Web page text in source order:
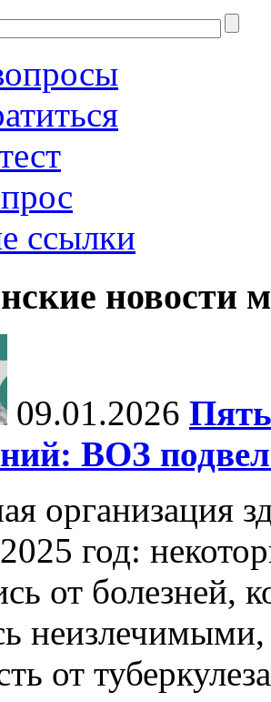
ссылки
новости
09.01.2026
ВОЗ
организация
2025 год:
от болезней,
неизлечимыми,
от